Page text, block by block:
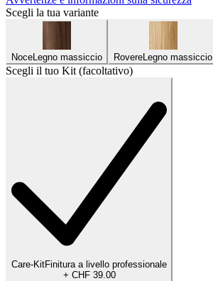
Scegli la tua variante
NoceLegno massiccio RovereLegno massiccio
Scegli il tuo Kit (facoltativo)
Care-KitFinitura a livello professionale
+ CHF 39.00